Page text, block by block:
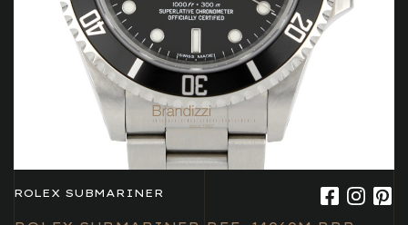
ROLEX SUBMARINER